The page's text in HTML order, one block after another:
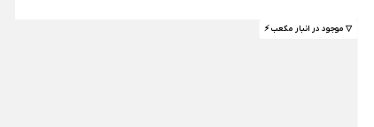
▽ موجود در انبار مکعب ⚡️